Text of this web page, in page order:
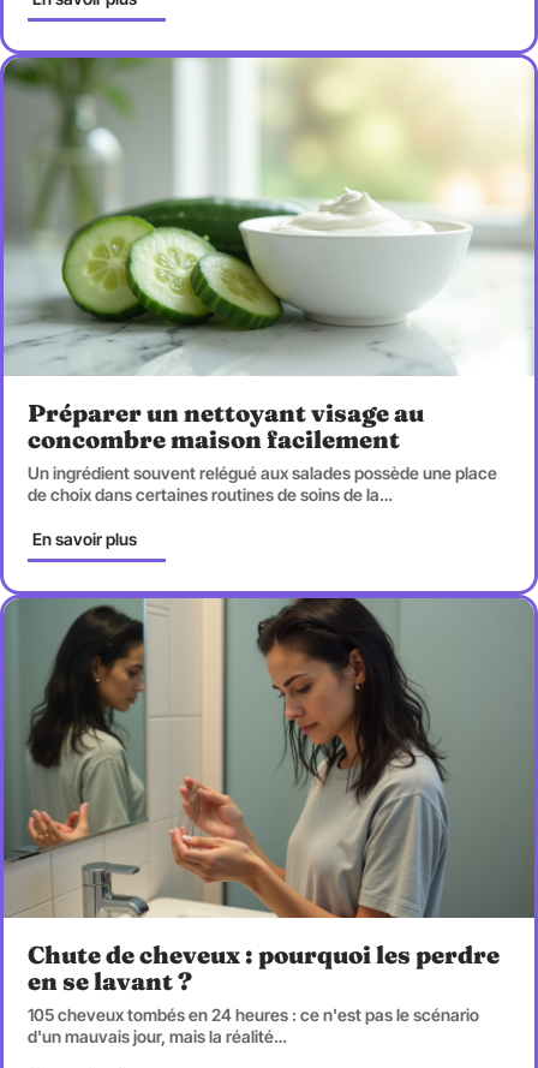
Préparer un nettoyant visage au
concombre maison facilement
Un ingrédient souvent relégué aux salades possède une place
de choix dans certaines routines de soins de la…
En savoir plus
Chute de cheveux : pourquoi les perdre
en se lavant ?
105 cheveux tombés en 24 heures : ce n'est pas le scénario
d'un mauvais jour, mais la réalité…